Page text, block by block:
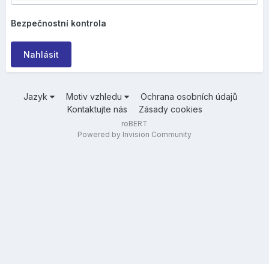
Bezpečnostní kontrola
Nahlásit
Jazyk Motiv vzhledu
Ochrana osobních údajů
Kontaktujte nás
Zásady cookies
roBERT
Powered by Invision Community